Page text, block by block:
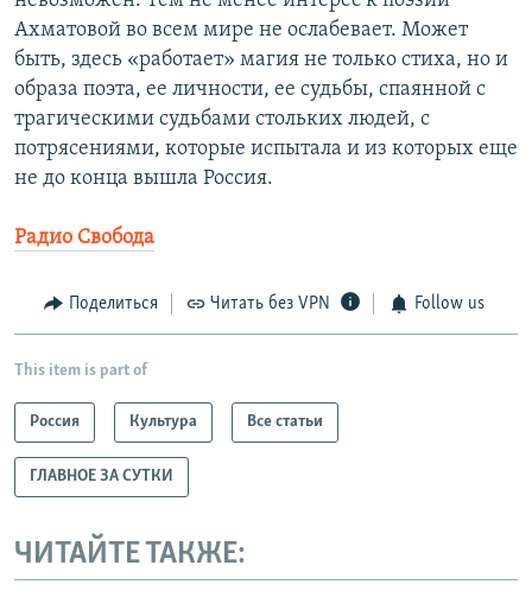
Ахматовой во всем мире не ослабевает. Может
быть, здесь «работает» магия не только стиха, но и
образа поэта, ее личности, ее судьбы, спаянной с
трагическими судьбами стольких людей, с
потрясениями, которые испытала и из которых еще
не до конца вышла Россия.
Радио Свобода
Поделиться Читать без VPN Follow us
This item is part of
Россия Культура Все статьи
ГЛАВНОЕ ЗА СУТКИ
ЧИТАЙТЕ ТАКЖЕ: